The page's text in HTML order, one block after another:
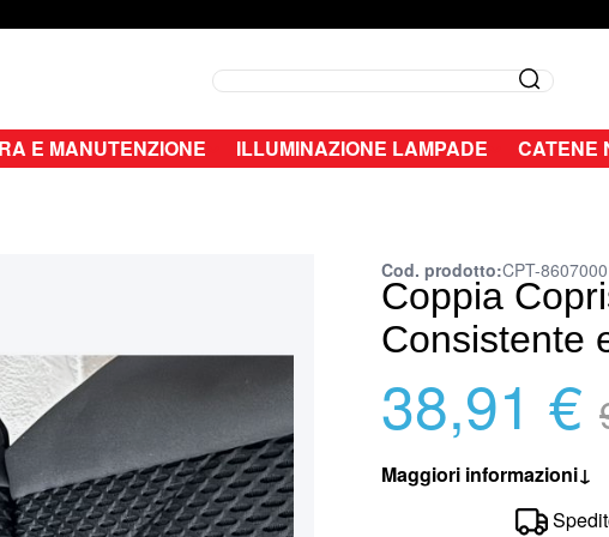
Search Search
E MANUTENZIONE ILLUMINAZIONE LAMPADE CATENE
Coppia
Consistente
Cod. prodotto CPT-
Special Price
38,91 €
Maggiori informazioni↓